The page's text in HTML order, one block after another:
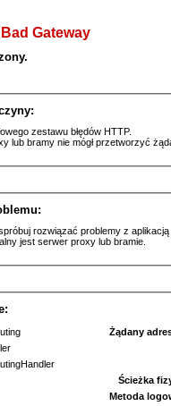
Gateway
zestawu błędów HTTP.
lub bramy nie mógł przetworzyć
rozwiązać problemy z
jest serwer proxy lub bramie.
Żądany
Ścieżka
Metoda